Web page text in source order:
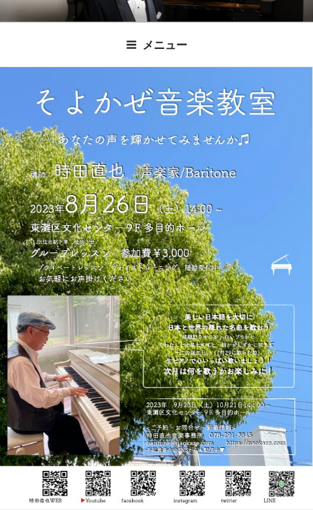
コ
ン
キ
ッ
プ
時田直也 声楽
家/BARITONE
歌うことは希望を語ること、生きることは喜
びも悲しみもわかちあうことかけがえのない
あなたに「いのちの歌」をお届けします。
メニュー